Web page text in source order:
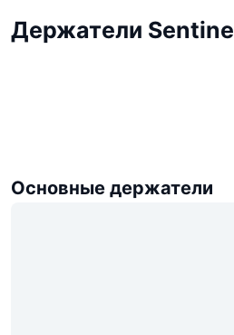
Держатели
Основные держатели